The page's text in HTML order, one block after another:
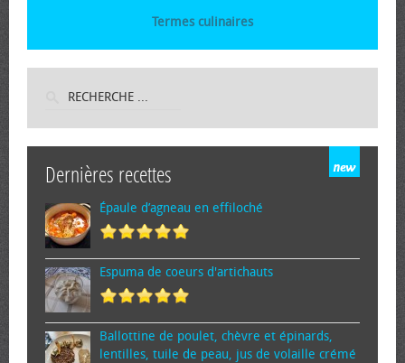
Termes culinaires
Dernières recettes
Épaule d’agneau en effiloché
Espuma de cœurs d'artichauts
Ballottine de poulet, chèvre et épinards,
lentilles, tuile de peau, jus de volaille crémé